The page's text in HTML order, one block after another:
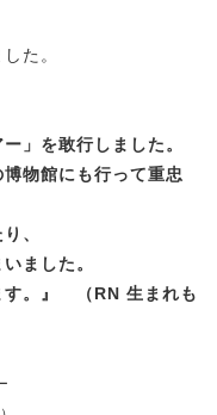
た。
」を敢行しました。
物館にも行って重忠
、
ました。
。
』 （RN 生まれも